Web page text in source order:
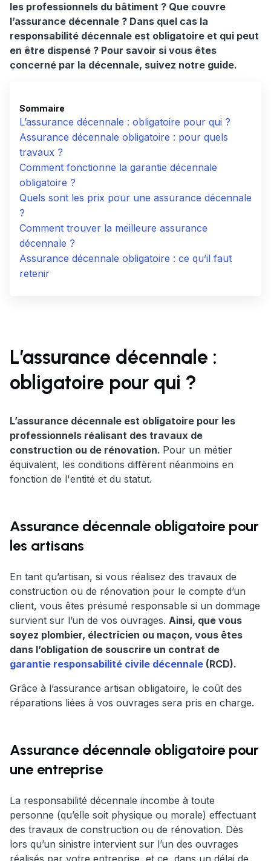
les professionnels du bâtiment ? Que couvre
l’assurance décennale ? Dans quel cas la
responsabilité décennale est obligatoire et qui peut
en être dispensé ? Pour savoir si vous êtes
concerné par la décennale, suivez notre guide.
Sommaire
L’assurance décennale : obligatoire pour qui ?
Assurance décennale obligatoire : pour quels
travaux ?
Comment fonctionne la garantie décennale
obligatoire ?
Quels sont les prix pour une assurance décennale
?
Comment trouver la meilleure assurance
décennale ?
Assurance décennale obligatoire : ce qu’il faut
retenir
L’assurance décennale :
obligatoire pour qui ?
L’assurance décennale est obligatoire pour les
professionnels réalisant des travaux de
construction ou de rénovation. Pour un métier
équivalent, les conditions diffèrent néanmoins en
fonction de l'entité et du statut.
Assurance décennale obligatoire pour
les artisans
En tant qu’artisan, si vous réalisez des travaux de
construction ou de rénovation pour le compte d’un
client, vous êtes présumé responsable si un dommage
survient sur l’un de vos ouvrages. Ainsi, que vous
soyez plombier, électricien ou maçon, vous êtes
dans l’obligation de souscrire un contrat de
garantie responsabilité civile décennale (RCD).
Grâce à l’assurance artisan obligatoire, le coût des
réparations liées à vos ouvrages sera pris en charge.
Assurance décennale obligatoire pour
une entreprise
La responsabilité décennale incombe à toute
personne (qu’elle soit physique ou morale) effectuant
des travaux de construction ou de rénovation. Dès
lors qu’un sinistre intervient sur l’un des ouvrages